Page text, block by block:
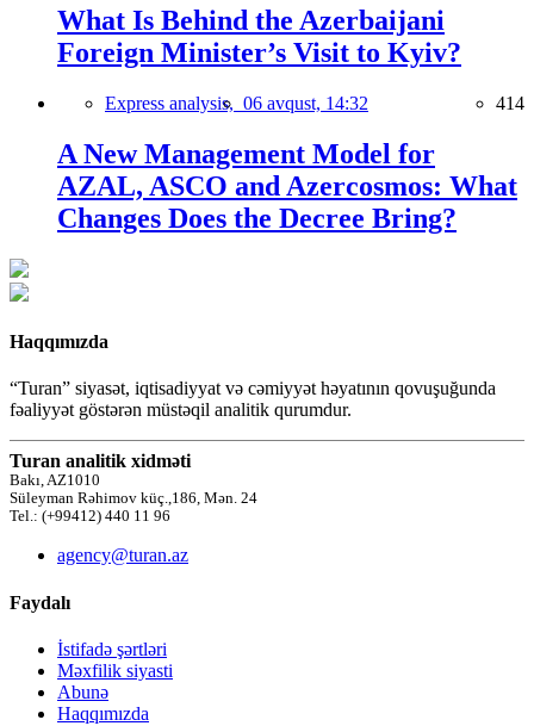
What Is Behind the Azerbaijani
Foreign Minister’s Visit to Kyiv?
Express analysis, 06 avqust, 14:32 414
A New Management Model for
AZAL, ASCO and Azercosmos: What
Changes Does the Decree Bring?
Haqqımızda
“Turan” siyasət, iqtisadiyyat və cəmiyyət həyatının qovuşuğunda
fəaliyyət göstərən müstəqil analitik qurumdur.
Turan analitik xidməti
Bakı, AZ1010
Süleyman Rəhimov küç.,186, Mən. 24
Tel.: (+99412) 440 11 96
agency@turan.az
Faydalı
İstifadə şərtləri
Məxfilik siyasti
Abunə
Haqqımızda